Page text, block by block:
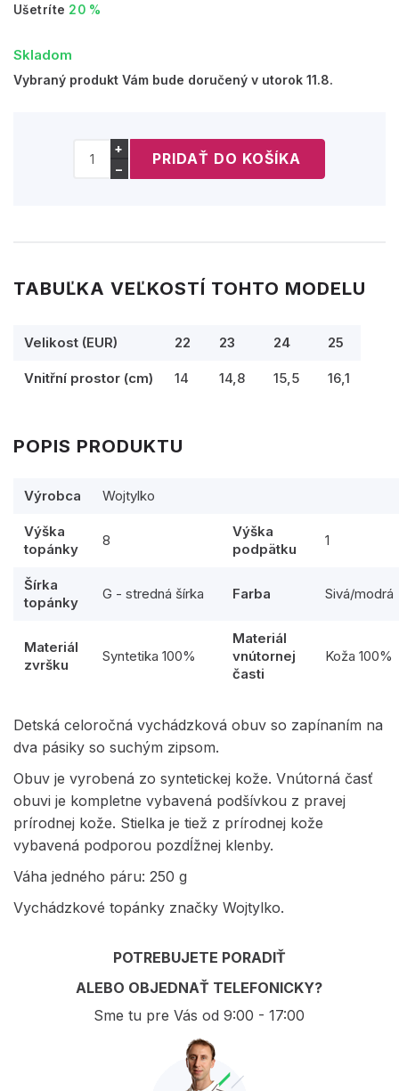
Ušetríte 20 %
Skladom
Vybraný produkt Vám bude doručený v utorok 11.8.
+
−
TABUĽKA VEĽKOSTÍ TOHTO MODELU
Velikost (EUR) 22 23 24 25
Vnitřní prostor (cm) 14 14,8 15,5 16,1
POPIS PRODUKTU
Výrobca Wojtylko
Výška
topánky
8
Výška
podpätku
1
Šírka
topánky
G - stredná šírka Farba Sivá/modrá
Materiál
zvršku
Syntetika 100%
Materiál
vnútornej
časti
Koža 100%
Detská celoročná vychádzková obuv so zapínaním na
dva pásiky so suchým zipsom.
Obuv je vyrobená zo syntetickej kože. Vnútorná časť
obuvi je kompletne vybavená podšívkou z pravej
prírodnej kože. Stielka je tiež z prírodnej kože
vybavená podporou pozdĺžnej klenby.
Váha jedného páru: 250 g
Vychádzkové topánky značky Wojtylko.
POTREBUJETE PORADIŤ
ALEBO OBJEDNAŤ TELEFONICKY?
Sme tu pre Vás od 9:00 - 17:00